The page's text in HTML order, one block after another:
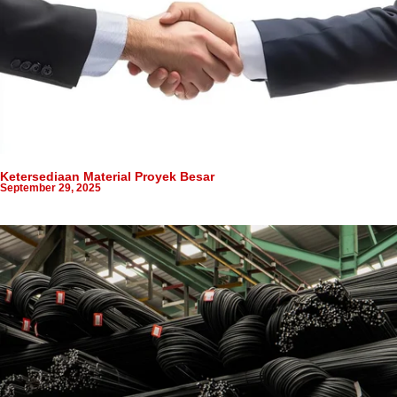
Ketersediaan Material Proyek Besar
September 29, 2025